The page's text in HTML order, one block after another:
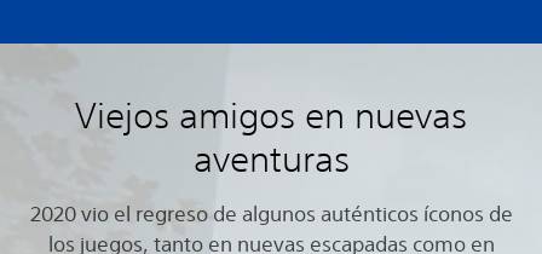
Viejos amigos en nuevas
aventuras
2020 vio el regreso de algunos auténticos íconos de
los juegos, tanto en nuevas escapadas como en